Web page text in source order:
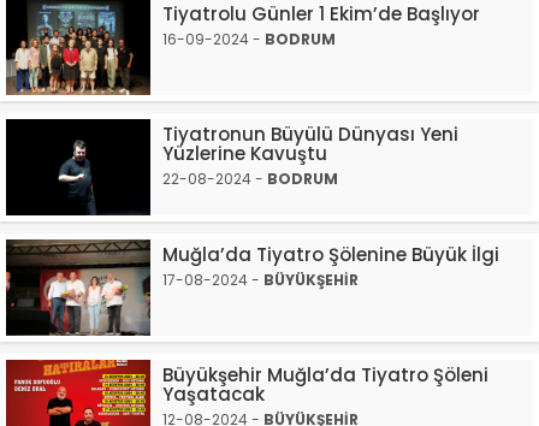
Tiyatrolu Günler 1 Ekim’de Başlıyor
16-09-2024 - BODRUM
Tiyatronun Büyülü Dünyası Yeni
Yüzlerine Kavuştu
22-08-2024 - BODRUM
Muğla’da Tiyatro Şölenine Büyük İlgi
17-08-2024 - BÜYÜKŞEHİR
Büyükşehir Muğla’da Tiyatro Şöleni
Yaşatacak
12-08-2024 - BÜYÜKŞEHİR